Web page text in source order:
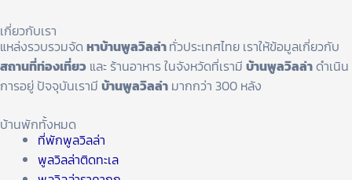
เกี่ยวกับเรา
แหล่งรวบรวมจัด หาบ้านพูลวิลล่าทั่วประเทศไทย เราให้ข้อมูลเกี่ยวกับ
สถานที่ท่องเที่ยว และ ร้านอาหาร ในจังหวัดที่เรามี บ้านพูลวิลล่าดำเนิน
การอยู่ ปัจจุบันเรามี บ้านพูลวิลล่า มากกว่า 300 หลัง
บ้านพักทั้งหมด
ที่พักพูลวิลล่า
พูลวิลล่าติดทะเล